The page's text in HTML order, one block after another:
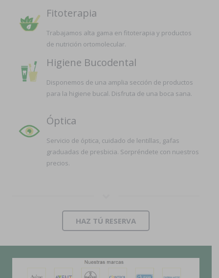
Fitoterapia
Trabajamos alta gama en fitoterapia y productos
de nutrición ortomolecular.
Higiene Bucodental
Disponemos de una amplia sección de productos
para la higiene bucal. Disfruta de una boca sana.
Óptica
Servicio de óptica, cuidado de lentillas, gafas
graduadas de presbicia. Sorpréndete con nuestros
precios.
HAZ TÚ RESERVA